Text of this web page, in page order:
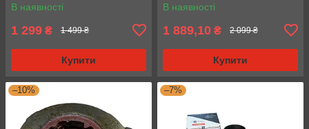
В наявності
1 299 ₴ 1 499 ₴
Купити
В наявності
1 889,10 ₴ 2 099 ₴
Купити
–10% –7%